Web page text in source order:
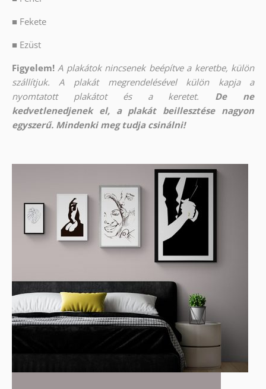
■ Fekete
■ Ezüst
Figyelem! A plakátok nincsenek beépítve a keretbe, külön
szállítjuk. A plakát megrendelésével külön kapja a
nyomtatott plakátot és a keretet.
De ne
kedvetlenedjenek el, a plakát beillesztése nagyon
egyszerű. Mindenki meg tudja csinálni!